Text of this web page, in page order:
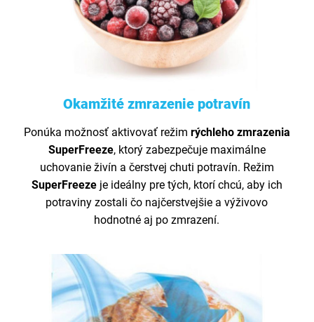
Okamžité zmrazenie potravín
Ponúka možnosť aktivovať režim rýchleho zmrazenia
SuperFreeze, ktorý zabezpečuje maximálne
uchovanie živín a čerstvej chuti potravín. Režim
SuperFreeze je ideálny pre tých, ktorí chcú, aby ich
potraviny zostali čo najčerstvejšie a výživovo
hodnotné aj po zmrazení.